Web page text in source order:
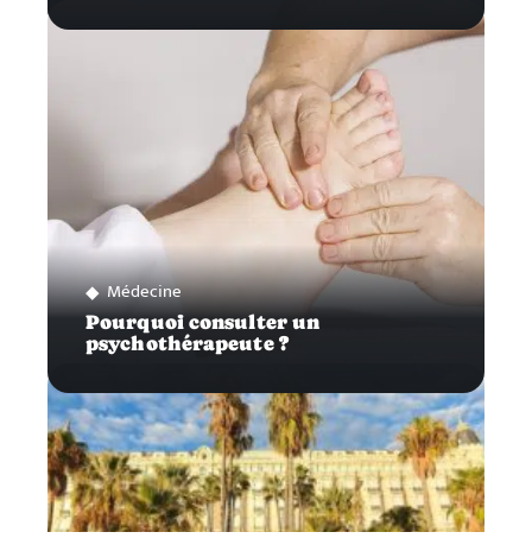
Médecine
Pourquoi consulter un
psychothérapeute ?